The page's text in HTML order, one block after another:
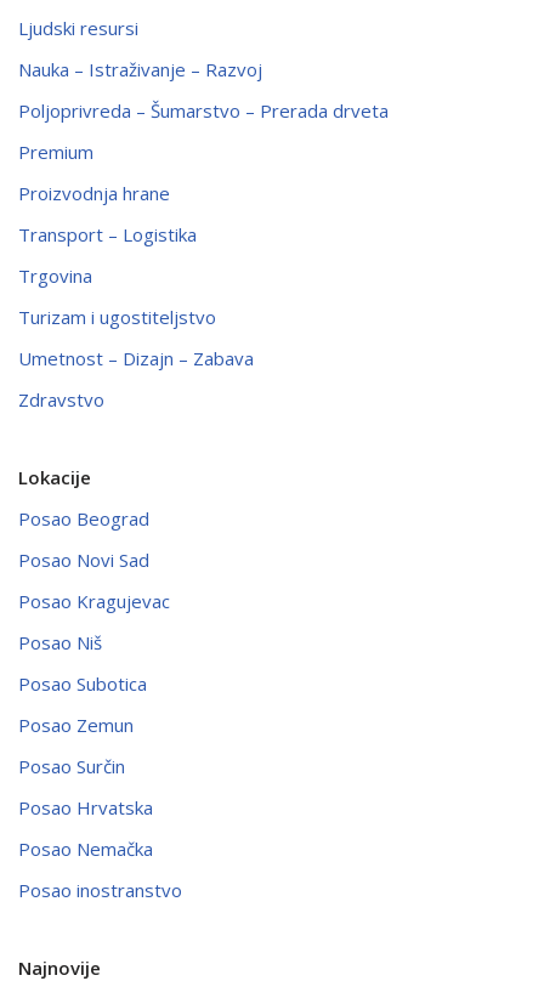
Ljudski resursi
Nauka – Istraživanje – Razvoj
Poljoprivreda – Šumarstvo – Prerada drveta
Premium
Proizvodnja hrane
Transport – Logistika
Trgovina
Turizam i ugostiteljstvo
Umetnost – Dizajn – Zabava
Zdravstvo
Lokacije
Posao Beograd
Posao Novi Sad
Posao Kragujevac
Posao Niš
Posao Subotica
Posao Zemun
Posao Surčin
Posao Hrvatska
Posao Nemačka
Posao inostranstvo
Najnovije